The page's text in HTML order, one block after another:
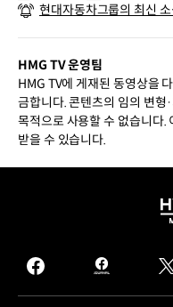
드는 것
현대자동차그룹의 최신
HMG TV 운영팀
HMG TV에 게재된 동영상을
금합니다. 콘텐츠의 임의 변형
목적으로 사용할 수 없습니다.
받을 수 있습니다.
facebook
hmg
journal